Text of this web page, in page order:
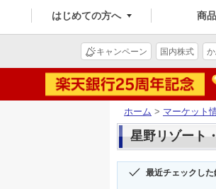
はじめての方へ 商品
キャンペーン 国内株式
ホーム > マーケット
星野リゾート
最近チェックした